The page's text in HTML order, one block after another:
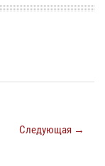
Следующая →